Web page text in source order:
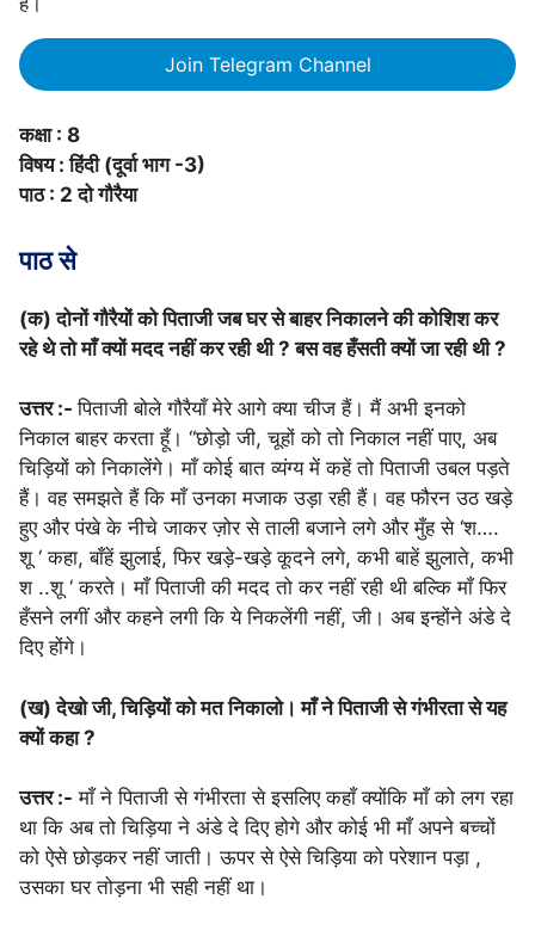
Join Telegram Channel
कक्षा : 8
विषय : हिंदी (दूर्वा भाग -3)
पाठ : 2 दो गौरैया
पाठ से
(क) दोनों गौरैयों को पिताजी जब घर से बाहर निकालने की कोशिश कर
रहे थे तो माँ क्यों मदद नहीं कर रही थी ? बस वह हँसती क्यों जा रही थी ?
उत्तर :-पिताजी बोले गौरैयाँ मेरे आगे क्या चीज हैं। मैं अभी इनको
निकाल बाहर करता हूँ। “छोड़ो जी, चूहों को तो निकाल नहीं पाए, अब
चिड़ियों को निकालेंगे। माँ कोई बात व्यंग्य में कहें तो पिताजी उबल पड़ते
हैं। वह समझते हैं कि माँ उनका मजाक उड़ा रही हैं। वह फौरन उठ खड़े
हुए और पंखे के नीचे जाकर ज़ोर से ताली बजाने लगे और मुँह से ‘श….
शू ‘ कहा, बाँहें झुलाई, फिर खड़े-खड़े कूदने लगे, कभी बाहें झुलाते, कभी
श ..शू ‘ करते। माँ पिताजी की मदद तो कर नहीं रही थी बल्कि माँ फिर
हँसने लगीं और कहने लगी कि ये निकलेंगी नहीं, जी। अब इन्होंने अंडे दे
दिए होंगे।
(ख) देखो जी, चिड़ियों को मत निकालो। माँ ने पिताजी से गंभीरता से यह
क्यों कहा ?
उत्तर :- माँ ने पिताजी से गंभीरता से इसलिए कहाँ क्योंकि माँ को लग रहा
था कि अब तो चिड़िया ने अंडे दे दिए होगे और कोई भी माँ अपने बच्चों
को ऐसे छोड़कर नहीं जाती। ऊपर से ऐसे चिड़िया को परेशान पड़ा ,
उसका घर तोड़ना भी सही नहीं था।